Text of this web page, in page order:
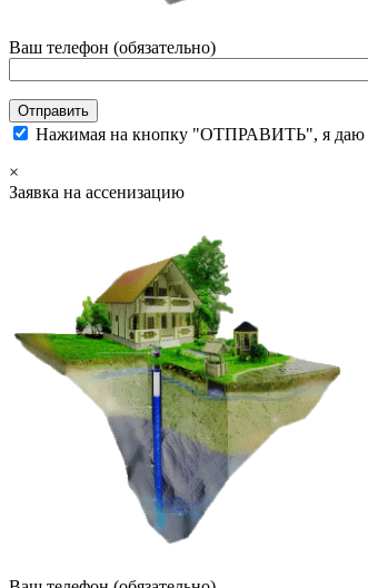
Ваш телефон (обязательно)
Нажимая на кнопку "ОТПРАВИТЬ", я даю
×
Заявка на ассенизацию